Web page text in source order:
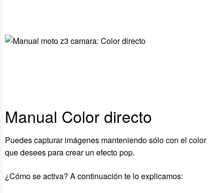
Manual Color directo
Puedes capturar imágenes manteniendo sólo con el color
que desees para crear un efecto pop.
¿Cómo se activa? A continuación te lo explicamos: